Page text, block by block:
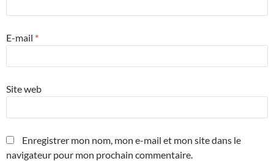
E-mail *
Site web
Enregistrer mon nom, mon e-mail et mon site dans le
navigateur pour mon prochain commentaire.